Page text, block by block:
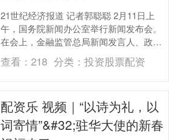
21世纪经济报道 记者郭聪聪 2月11日上
午，国务院新闻办公室举行新闻发布会。
在会上，金融监管总局新闻发言人、政策
研究司司长郭武平，重点介绍了2026年“乐
购新....
查看：218 分类： 投资股票配资
配资乐 视频｜“以诗为礼，以
词寄情”&#32;驻华大使的新春